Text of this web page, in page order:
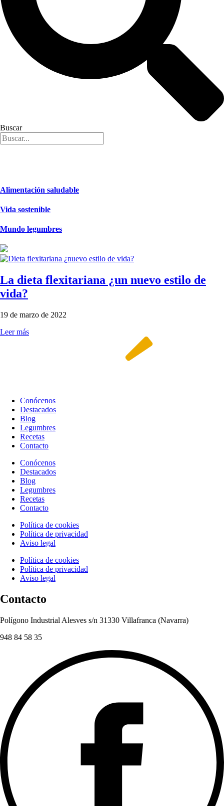
Buscar
Alimentación saludable
Vida sostenible
Mundo legumbres
La dieta flexitariana ¿un nuevo estilo de
vida?
19 de marzo de 2022
Leer más
Conócenos
Destacados
Blog
Legumbres
Recetas
Contacto
Conócenos
Destacados
Blog
Legumbres
Recetas
Contacto
Política de cookies
Política de privacidad
Aviso legal
Política de cookies
Política de privacidad
Aviso legal
Contacto
Polígono Industrial Alesves s/n 31330 Villafranca (Navarra)
948 84 58 35